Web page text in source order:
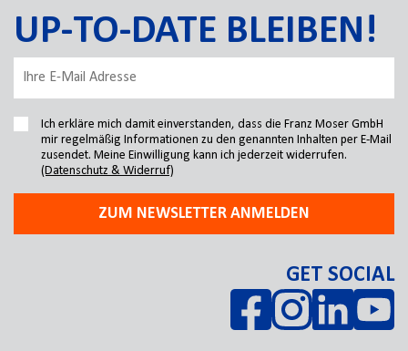
UP-TO-DATE BLEIBEN!
Ich erkläre mich damit einverstanden, dass die Franz Moser GmbH
mir regelmäßig Informationen zu den genannten Inhalten per E-Mail
zusendet. Meine Einwilligung kann ich jederzeit widerrufen.
(Datenschutz & Widerruf)
ZUM NEWSLETTER ANMELDEN
GET SOCIAL